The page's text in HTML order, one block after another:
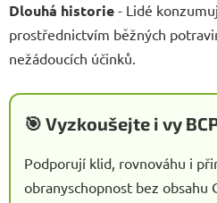
Dlouhá historie - Lidé
prostřednictvím běžných
nežádoucích účinků.
🎯 Vyzkoušejte i vy
Podporují klid, rovnováhu i
obranyschopnost bez obsahu